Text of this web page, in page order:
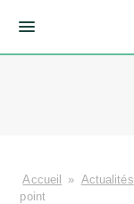
Accueil » Actualités
point